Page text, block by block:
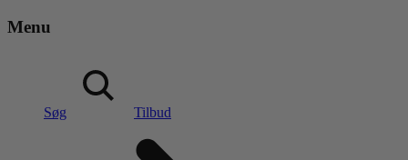
Menu
Søg Tilbud